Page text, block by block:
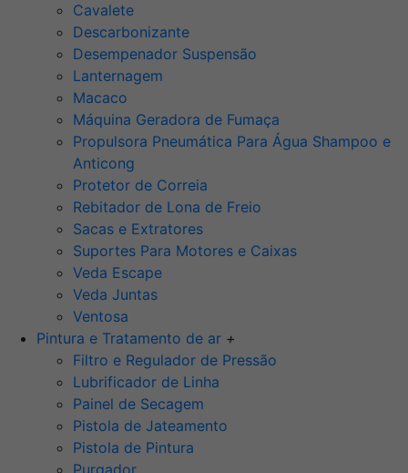
Cavalete
Descarbonizante
Desempenador Suspensão
Lanternagem
Macaco
Máquina Geradora de Fumaça
Propulsora Pneumática Para Água Shampoo e
Anticong
Protetor de Correia
Rebitador de Lona de Freio
Sacas e Extratores
Suportes Para Motores e Caixas
Veda Escape
Veda Juntas
Ventosa
Pintura e Tratamento de ar +
Filtro e Regulador de Pressão
Lubrificador de Linha
Painel de Secagem
Pistola de Jateamento
Pistola de Pintura